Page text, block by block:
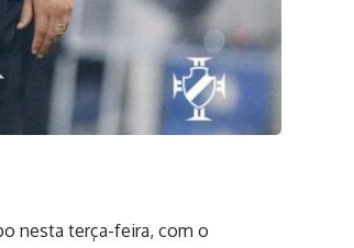
nesta terça-feira, com o